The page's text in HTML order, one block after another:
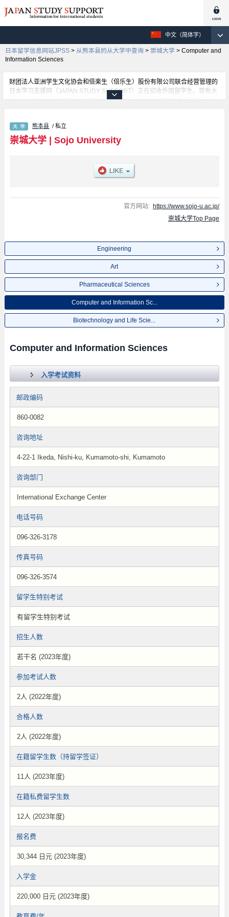
中文（简体字）
日本留学信息网站JPSS > 从熊本县的从大学中查询 > 崇城大学 > Computer and
Information Sciences
财团法人亚洲学生文化协会和倍楽生（倍乐生）股份有限公司联合经营管理的
日本学习支援网（JAPAN STUDY SUPPORT）正在招收外国留学生。现有大
约1300个学校的大学学部、大学院、短大、专门学校的招生信息正登载于此
Pharmaceutical Sciences 学部、Computer and Information Sciences 学部、
Biotechnology and Life Sciences 学部等各学部的不同信息。招收名额、合格
人数等考试信息，以及设施介绍、联系方式等外国留学生必要的信息都登载于
熊本县 / 私立
崇城大学| Sojo University
官方网站: https://www.sojo-u.ac.jp/
崇城大学Top Page
Engineering
Art
Pharmaceutical Sciences
Computer and Information Sc...
Biotechnology and Life Scie...
Computer and Information Sciences
入学考试资料
邮政编码
860-0082
咨询地址
4-22-1 Ikeda, Nishi-ku, Kumamoto-shi, Kumamoto
咨询部门
International Exchange Center
电话号码
096-326-3178
传真号码
096-326-3574
留学生特别考试
有留学生特别考试
招生人数
若干名 (2023年度)
参加考试人数
2人 (2022年度)
合格人数
2人 (2022年度)
在籍留学生数（持留学签证）
11人 (2023年度)
在籍私费留学生数
12人 (2023年度)
报名费
30,344 日元 (2023年度)
入学金
220,000 日元 (2023年度)